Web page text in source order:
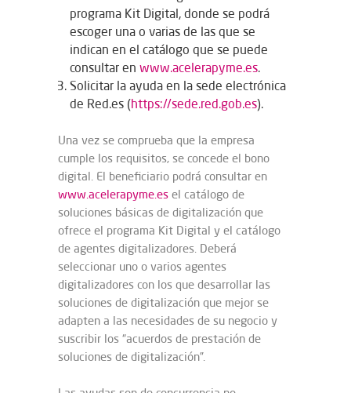
programa Kit Digital, donde se podrá
escoger una o varias de las que se
indican en el catálogo que se puede
consultar en www.acelerapyme.es.
Solicitar la ayuda en la sede electrónica
de Red.es (https://sede.red.gob.es).
Una vez se comprueba que la empresa
cumple los requisitos, se concede el bono
digital. El beneficiario podrá consultar en
www.acelerapyme.es el catálogo de
soluciones básicas de digitalización que
ofrece el programa Kit Digital y el catálogo
de agentes digitalizadores. Deberá
seleccionar uno o varios agentes
digitalizadores con los que desarrollar las
soluciones de digitalización que mejor se
adapten a las necesidades de su negocio y
suscribir los “acuerdos de prestación de
soluciones de digitalización”.